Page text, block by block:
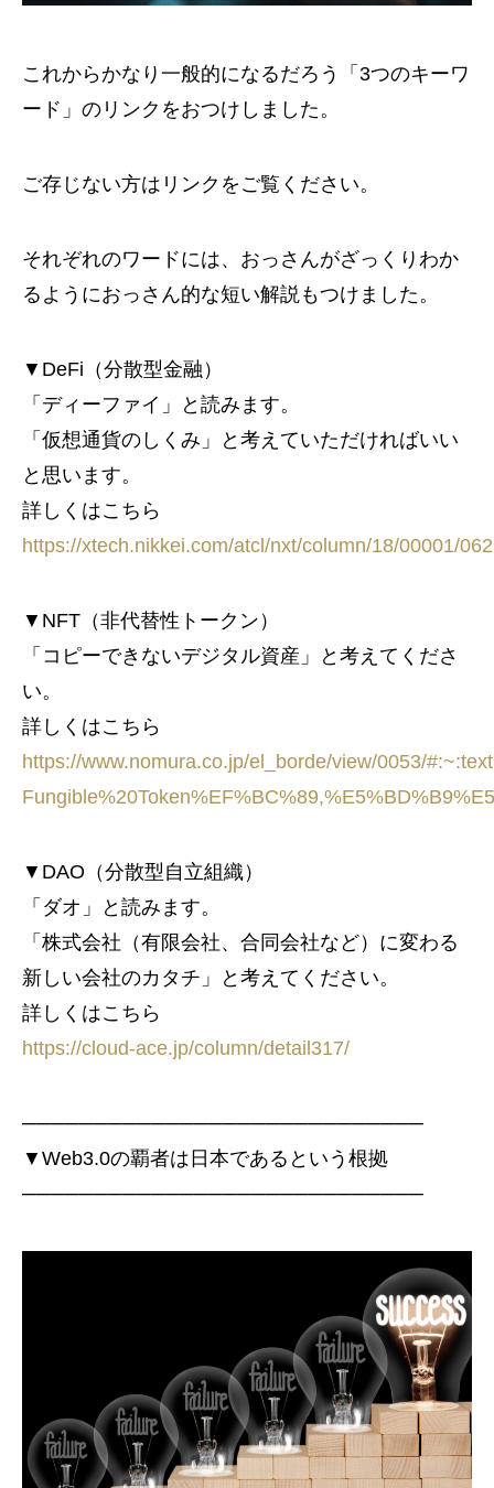
これからかなり一般的になるだろう「3つのキーワ
ード」のリンクをおつけしました。
ご存じない方はリンクをご覧ください。
それぞれのワードには、おっさんがざっくりわか
るようにおっさん的な短い解説もつけました。
▼DeFi（分散型金融）
「ディーファイ」と読みます。
「仮想通貨のしくみ」と考えていただければいい
と思います。
詳しくはこちら
https://xtech.nikkei.com/atcl/nxt/column/18/00001/
▼NFT（非代替性トークン）
「コピーできないデジタル資産」と考えてくださ
い。
詳しくはこちら
https://www.nomura.co.jp/el_borde/view/0053/
▼DAO（分散型自立組織）
「ダオ」と読みます。
「株式会社（有限会社、合同会社など）に変わる
新しい会社のカタチ」と考えてください。
詳しくはこちら
https://cloud-ace.jp/column/detail317/
────────────────────────────
▼Web3.0の覇者は日本であるという根拠
────────────────────────────